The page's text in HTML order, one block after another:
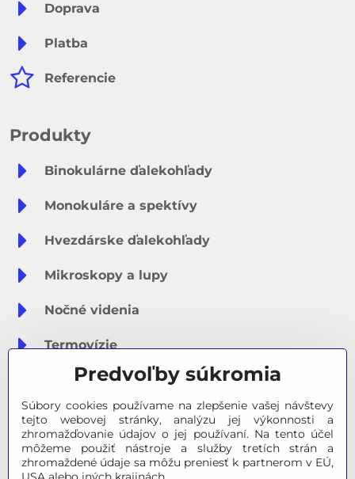
Doprava
Platba
Referencie
Produkty
Binokulárne ďalekohľady
Monokuláre a spektívy
Hvezdárske ďalekohľady
Mikroskopy a lupy
Nočné videnia
Termovízie
Meteostanice
Značky
Výpredaj
Predvoľby súkromia
Súbory cookies používame na zlepšenie vašej návštevy
tejto webovej stránky, analýzu jej výkonnosti a
zhromažďovanie údajov o jej používaní. Na tento účel
môžeme použiť nástroje a služby tretích strán a
zhromaždené údaje sa môžu preniesť k partnerom v EÚ,